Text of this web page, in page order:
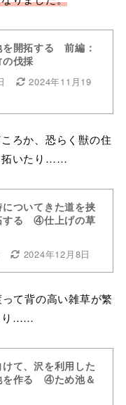
を開拓する 前編：
伐採
2024年11月19
ろか、恐らく獣の住
拓いたり……
ついてきた道を挟
する ④仕上げの草
2024年12月8日
て背の高い雑草が繁
り……
て、沢を利用した
を作る ④ため池＆